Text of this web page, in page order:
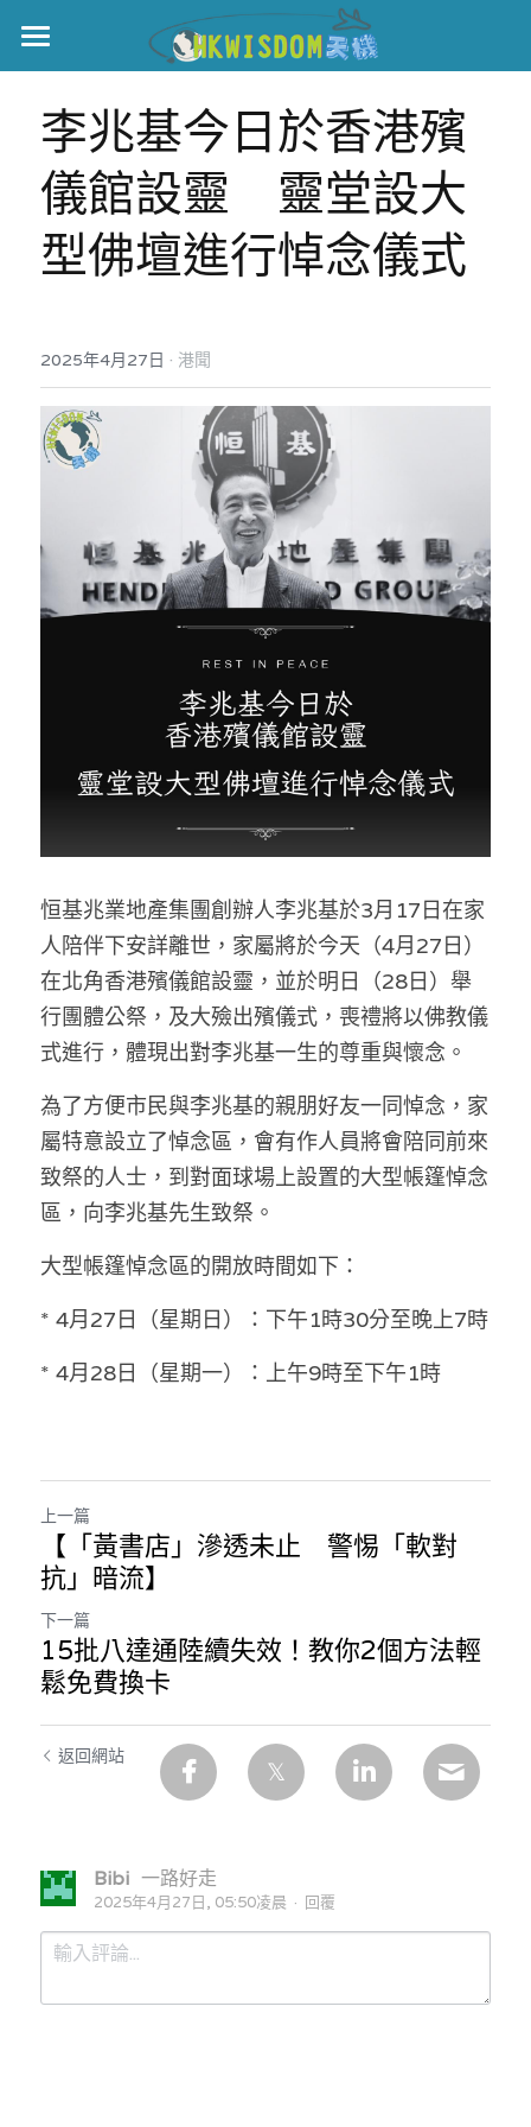
主頁
世界盃
伊美戰爭
黎智英案
美西媒體謊言實錄
宏福‧革新
宏福苑聽證會
宏福火災正視聽
記錄．宏福苑火災
港聞
中國
國際
反華推手你要知
反華推手懶人包
民主派騙案十式
反華推手起底
美西霸凌內幕
美西極權主義
真相直擊
極端暴恐實錄
屈穎妍專欄
朱庭萱專欄
莫綺琪專欄
黃萬成專欄
招國偉專欄
高松傑專欄
馮煒光專欄
趙處機專欄
陳子遷律師專欄
羅浚軒專欄
溫志倫專欄
汪明欣專欄
張美雄專欄
莊豪鋒專欄
醫院口岸爆炸案
屠龍小隊案
黎智英案審訊
支聯會案
35+顛覆案
吃喝玩指南
休閒好介紹
親子
花生仔漫畫週記
關於我們
人才招聘
投稿熱線
商戶合作
支持讚助
關於我們
搜索
繁體中文
繁體中文
English
李兆基今日於香港殯
儀館設靈　靈堂設大
型佛壇進行悼念儀式
2025年4月27日 · 港聞
恒基兆業地產集團創辦人李兆基於3月17日在家
人陪伴下安詳離世，家屬將於今天（4月27日）
在北角香港殯儀館設靈，並於明日（28日）舉
行團體公祭，及大殮出殯儀式，喪禮將以佛教儀
式進行，體現出對李兆基一生的尊重與懷念。
為了方便市民與李兆基的親朋好友一同悼念，家
屬特意設立了悼念區，會有作人員將會陪同前來
致祭的人士，到對面球場上設置的大型帳篷悼念
區，向李兆基先生致祭。
大型帳篷悼念區的開放時間如下：
* 4月27日（星期日）：下午1時30分至晚上7時
* 4月28日（星期一）：上午9時至下午1時
上一篇
【「黃書店」滲透未止 警惕「軟對
抗」暗流】
下一篇
15批八達通陸續失效！教你2個方法輕
鬆免費換卡
返回網站
Bibi 一路好走
2025年4月27日, 05:50凌晨 · 回覆